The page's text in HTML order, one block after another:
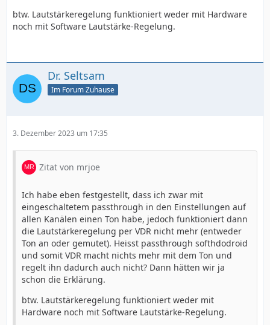
btw. Lautstärkeregelung funktioniert weder mit Hardware
noch mit Software Lautstärke-Regelung.
Dr. Seltsam
Im Forum Zuhause
3. Dezember 2023 um 17:35
Zitat von mrjoe
Ich habe eben festgestellt, dass ich zwar mit
eingeschaltetem passthrough in den Einstellungen auf
allen Kanälen einen Ton habe, jedoch funktioniert dann
die Lautstärkeregelung per VDR nicht mehr (entweder
Ton an oder gemutet). Heisst passthrough softhdodroid
und somit VDR macht nichts mehr mit dem Ton und
regelt ihn dadurch auch nicht? Dann hätten wir ja
schon die Erklärung.
btw. Lautstärkeregelung funktioniert weder mit
Hardware noch mit Software Lautstärke-Regelung.